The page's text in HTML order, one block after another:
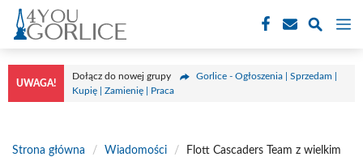
Przejdź
treści
UWAGA!
Dołącz do nowej grupy
Gorlice - Ogłoszenia | Sprzedam |
Kupię | Zamienię | Praca
Strona główna / Wiadomości /
Flott Cascaders Team z wielkim